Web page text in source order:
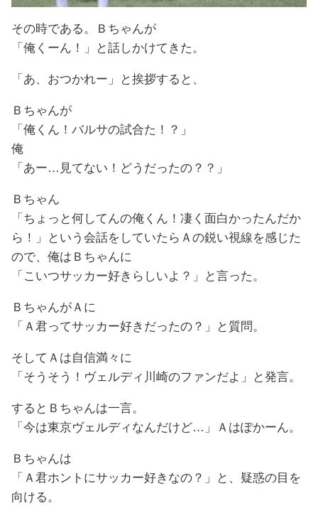
その時である。Ｂちゃんが
「俺くーん！」と話しかけてきた。
「あ、おつかれー」と挨拶すると、
Ｂちゃんが
「俺くん！バルサの試合た！？」
俺
「あー…見てない！どうだったの？？」
Ｂちゃん
「ちょっと何してんの俺くん！凄く面白かったんだか
ら！」という会話をしていたらＡの鋭い視線を感じた
ので、俺はＢちゃんに
「こいつサッカー好きらしいよ？」と言った。
ＢちゃんがＡに
「Ａ君ってサッカー好きだったの？」と質問。
そしてＡは自信満々に
「そうそう！ヴェルディ川崎のファンだよ」と発言。
するとＢちゃんは一言。
「今は東京ヴェルディなんだけど…」Ａはぽかーん。
Ｂちゃんは
「Ａ君ホントにサッカー好きなの？」と、疑惑の目を
向ける。